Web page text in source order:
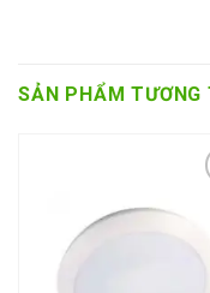
SẢN PHẨM TƯƠNG